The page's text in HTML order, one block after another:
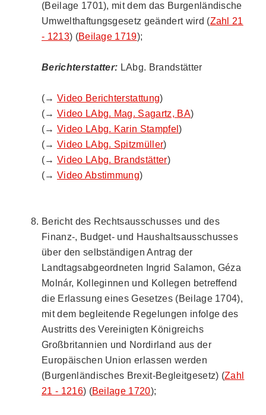
(Beilage 1701), mit dem das Burgenländische
Umwelthaftungsgesetz geändert wird (Zahl 21
- 1213) (Beilage 1719);
Berichterstatter: LAbg. Brandstätter
(→ Video Berichterstattung)
(→ Video LAbg. Mag. Sagartz, BA)
(→ Video LAbg. Karin Stampfel)
(→ Video LAbg. Spitzmüller)
(→ Video LAbg. Brandstätter)
(→ Video Abstimmung)
Bericht des Rechtsausschusses und des
Finanz-, Budget- und Haushaltsausschusses
über den selbständigen Antrag der
Landtagsabgeordneten Ingrid Salamon, Géza
Molnár, Kolleginnen und Kollegen betreffend
die Erlassung eines Gesetzes (Beilage 1704),
mit dem begleitende Regelungen infolge des
Austritts des Vereinigten Königreichs
Großbritannien und Nordirland aus der
Europäischen Union erlassen werden
(Burgenländisches Brexit-Begleitgesetz) (Zahl
21 - 1216) (Beilage 1720);